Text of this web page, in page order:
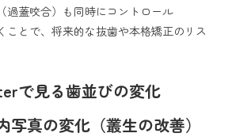
過蓋咬合）も同時にコントロール
ことで、将来的な抜歯や本格矯正のリス
で見る歯並びの変化
写真の変化（叢生の改善）